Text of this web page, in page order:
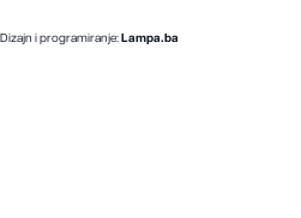
Dizajn i programiranje: Lampa.ba